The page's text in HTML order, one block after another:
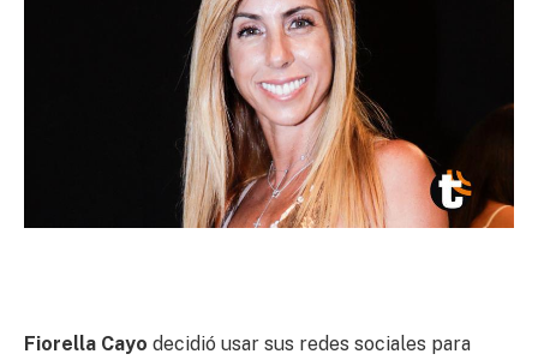
Fiorella Cayo decidió usar sus redes sociales para